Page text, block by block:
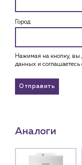
Город
Нажимая на кнопку, вы
данных и соглашаетесь
Отправить
Аналоги